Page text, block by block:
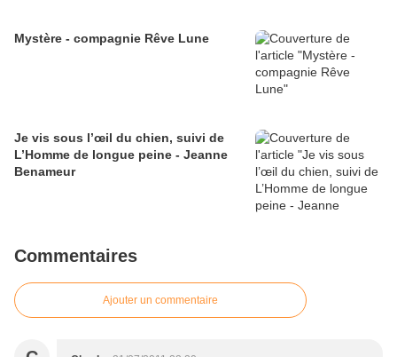
Mystère - compagnie Rêve Lune
Je vis sous l’œil du chien, suivi de
L’Homme de longue peine - Jeanne
Benameur
Commentaires
Ajouter un commentaire